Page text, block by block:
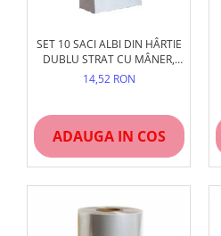
SET 10 SACI ALBI DIN HÂRTIE
DUBLU STRAT CU MÂNER,
REZISTENȚI, PENTRU FĂINĂ ȘI
14,52 RON
ADAUGA IN COS